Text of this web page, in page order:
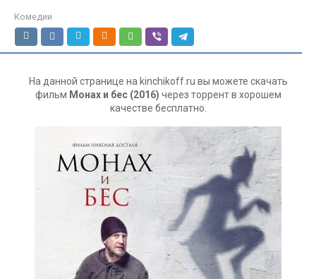
Комедии
На данной странице на kinchikoff.ru вы можете скачать
фильм Монах и бес (2016) через торрент в хорошем
качестве бесплатно.